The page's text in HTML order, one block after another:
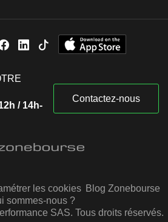
/ 14h-
Contactez-nous
les cookies Blog Zonebourse
sommes-nous ?
SAS. Tous droits réservés.